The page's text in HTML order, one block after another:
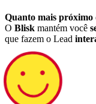
Quanto mais próximo
O Blisk mantém você
que fazem o Lead